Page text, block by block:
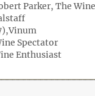
Parker, The
Spectator
Enthusiast